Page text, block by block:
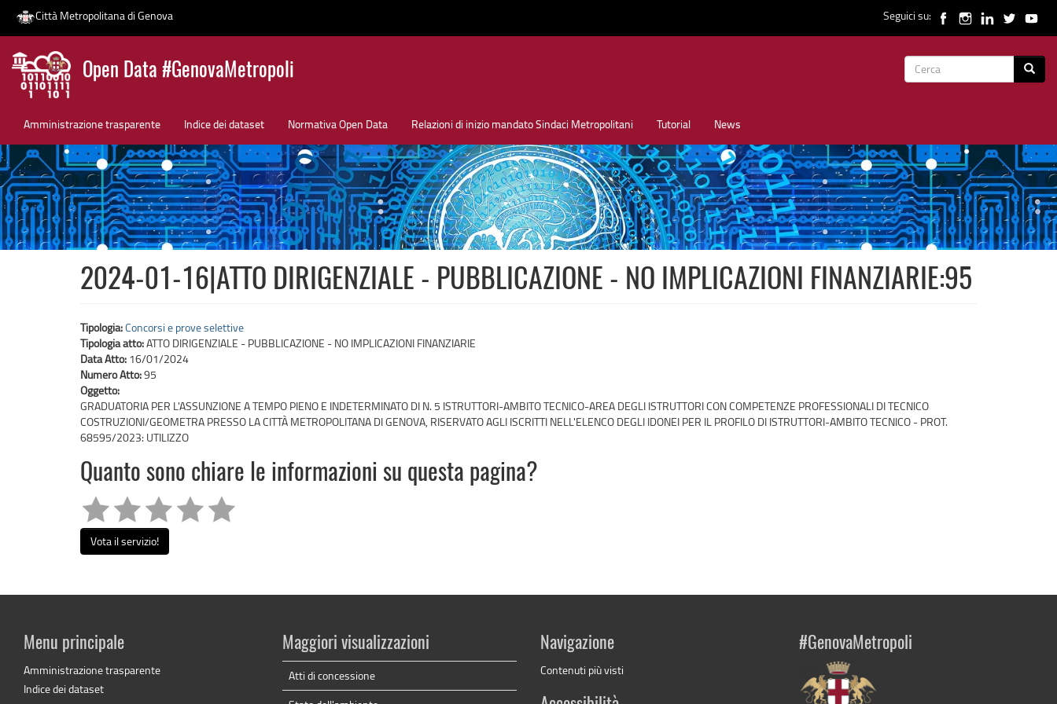
Salta
contenuto
Città Metropolitana di Genova Seguici su:
Open Data #GenovaMetropoli
Form
Amministrazione trasparente Indice dei dataset Normativa Open Data Relazioni di inizio mandato Sindaci Metropolitani Tutorial News
News
2024-01-16|ATTO DIRIGENZIALE - PUBBLICAZIONE - NO IMPLICAZIONI FINANZIARIE:95
Tipologia:Concorsi e prove selettive
Tipologia atto:ATTO DIRIGENZIALE - PUBBLICAZIONE - NO IMPLICAZIONI FINANZIARIE
Data Atto: 16/01/2024
Numero Atto:95
Oggetto:
GRADUATORIA PER L'ASSUNZIONE A TEMPO PIENO E INDETERMINATO DI N. 5 ISTRUTTORI-AMBITO TECNICO-AREA DEGLI ISTRUTTORI CON COMPETENZE PROFESSIONALI DI TECNICO
COSTRUZIONI/GEOMETRA PRESSO LA CITTÀ METROPOLITANA DI GENOVA, RISERVATO AGLI ISCRITTI NELL'ELENCO DEGLI IDONEI PER IL PROFILO DI ISTRUTTORI-AMBITO TECNICO - PROT.
68595/2023: UTILIZZO
Quanto sono chiare le informazioni su questa pagina?
Vota il servizio!
Menu principale
Amministrazione trasparente
Indice dei dataset
Maggiori visualizzazioni
Atti di concessione
Navigazione
Contenuti più visti
#GenovaMetropoli